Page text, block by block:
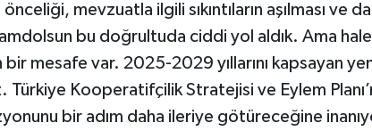
mevzuatla ilgili sıkıntıların aşılması ve
bu doğrultuda ciddi yol aldık. Ama
mesafe var. 2025-2029 yıllarını kapsayan
Türkiye Kooperatifçilik Stratejisi ve Eylem
bir adım daha ileriye götüreceğine